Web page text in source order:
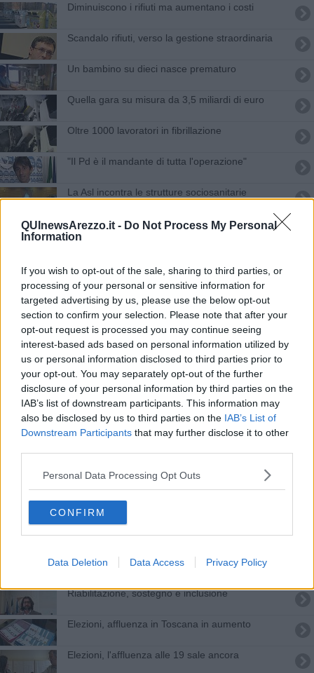
QUInewsArezzo.it - Do Not Process My Personal
Information
If you wish to opt-out of the sale, sharing to third parties, or
processing of your personal or sensitive information for
targeted advertising by us, please use the below opt-out
section to confirm your selection. Please note that after your
opt-out request is processed you may continue seeing
interest-based ads based on personal information utilized by
us or personal information disclosed to third parties prior to
your opt-out. You may separately opt-out of the further
disclosure of your personal information by third parties on the
IAB’s list of downstream participants. This information may
also be disclosed by us to third parties on the IAB’s List of
Downstream Participants that may further disclose it to other
Personal Data Processing Opt Outs
CONFIRM
Data Deletion Data Access Privacy Policy
Diminuiscono i rifiuti ma aumentano i costi
Scandalo rifiuti, verso la gestione straordinaria
Un bambino su dieci nasce prematuro
Quella gara su misura da 3,5 miliardi di euro
Oltre 1000 lavoratori in fibrillazione
"Il Pd è il mandante di tutta l'operazione"
La Asl incontra le strutture sociosanitarie
Un weekend da allerta meteo
Regionali, affluenza in Toscana al 48,24%
Quasi tre milioni al voto il 31 maggio
Rifiuti, inchiesta sulla maxi-gara dell'Ato sud
Sequestro olio contraffatto, soddisfatta Gagnarli
Allerta meteo, torna il vento forte
Mibac, 2,5 milioni per il patrimonio culturale
Ad Arezzo e Grosseto le auto più vecchie
La Toscana perde acqua, l'allarme di Marchetti
Forti nevicate in mezza Toscana, strade in tilt
Riabilitazione, sostegno e inclusione
Elezioni, affluenza in Toscana in aumento
Elezioni, l'affluenza alle 19 sale ancora